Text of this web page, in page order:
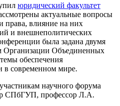
юридический факультет
актуальные вопросы
права, влияние на них
и внешнеполитических
была задана двумя
Организации Объединенных
обеспечения
в современном мире.
научного форума
СПбГУП, профессор Л.А.